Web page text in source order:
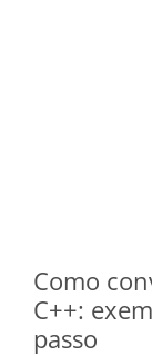
Como
C++:
passo